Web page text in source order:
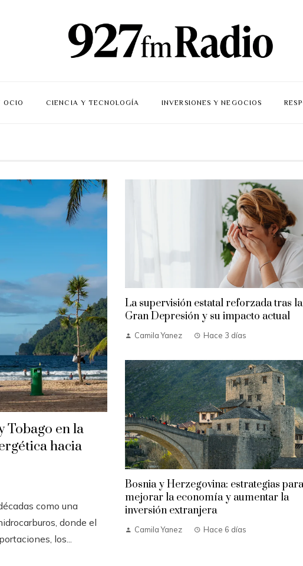
OCIO CIENCIA Y TECNOLOGÍA INVERSIONES Y NEGOCIOS
en la
hacia
como una
donde el
los...
La supervisión estatal reforzada tras la
Gran Depresión y su impacto actual
Camila Yanez Hace 3 días
Bosnia y Herzegovina: estrategias para
mejorar la economía y aumentar la
inversión extranjera
Camila Yanez Hace 6 días